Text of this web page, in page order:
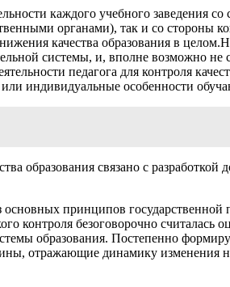
каждого учебного
органами), так и со стороны
качества образования в
системы, и, вполне возможно
педагога для контроля
индивидуальные особенности
образования связано с разработкой
принципов
контроля безоговорочно считалась
образования. Постепенно
отражающие динамику изменения